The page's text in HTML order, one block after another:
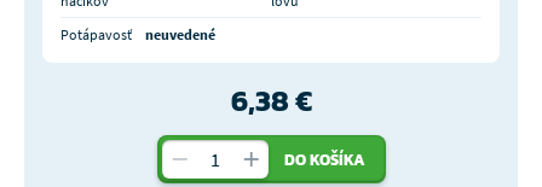
Potápavosť neuvedené
6,38 €
DO KOŠÍKA